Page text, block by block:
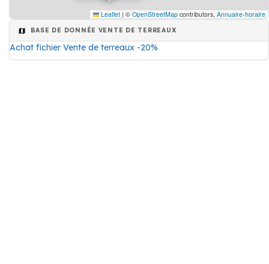
Leaflet | © OpenStreetMap contributors, Annuaire-horaire
BASE DE DONNÉE VENTE DE TERREAUX
Achat fichier Vente de terreaux -20%